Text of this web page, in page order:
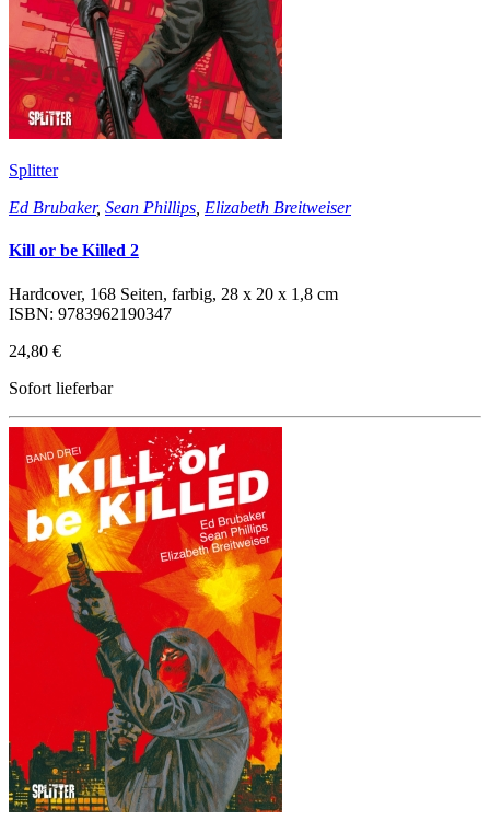
Splitter
Ed Brubaker, Sean Phillips Elizabeth Breitweiser
Kill or be Killed 2
Hardcover, 168 Seiten, farbig, 28 x 20 x 1,8 cm
ISBN: 9783962190347
24,80 €
Sofort lieferbar